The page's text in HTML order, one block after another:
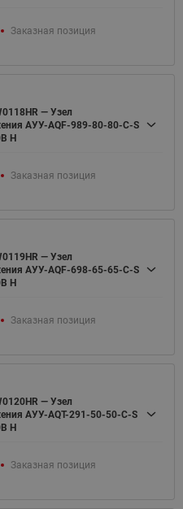
Заказная позиция
— Узел
АУУ-AQF-989-80-80-C-S
H
Заказная позиция
— Узел
АУУ-AQF-698-65-65-C-S
H
Заказная позиция
— Узел
АУУ-AQT-291-50-50-C-S
H
Заказная позиция